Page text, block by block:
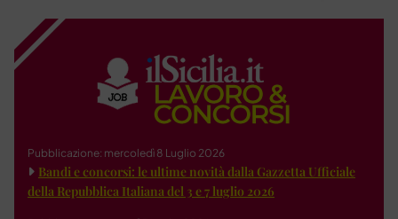
Pubblicazione: mercoledì 8 Luglio 2026
Bandi e concorsi: le ultime novità dalla Gazzetta Ufficiale
della Repubblica Italiana del 3 e 7 luglio 2026